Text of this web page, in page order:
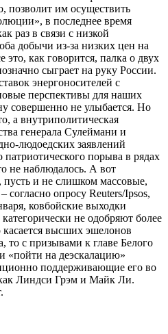
им осуществить
в последнее время
раз в связи с низкой
добычи из-за низких цен на
как говорится, палка о двух
сыграет на руку России.
энергоносителей с
перспективы для наших
совершенно не улыбается. Но
а внутриполитическая
генерала Сулеймани и
людоедских заявлений
порыва в рядах
не наблюдалось. А вот
и не слишком массовые,
опросу Reuters/Ipsos,
ковбойские выходки
не одобряют более
высших эшелонов
то с призывами к главе Белого
«пойти на деэскалацию»
поддерживающие его во
Линдси Грэм и Майк Ли.